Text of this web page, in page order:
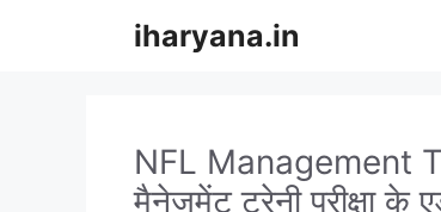
iharyana.in
NFL Management
मैनेजमेंट ट्रेनी परीक्षा के